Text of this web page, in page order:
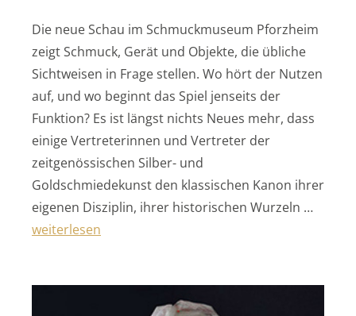
Die neue Schau im Schmuckmuseum Pforzheim
zeigt Schmuck, Gerät und Objekte, die übliche
Sichtweisen in Frage stellen. Wo hört der Nutzen
auf, und wo beginnt das Spiel jenseits der
Funktion? Es ist längst nichts Neues mehr, dass
einige Vertreterinnen und Vertreter der
zeitgenössischen Silber- und
Goldschmiedekunst den klassischen Kanon ihrer
eigenen Disziplin, ihrer historischen Wurzeln …
„Auf Abwegen“
weiterlesen